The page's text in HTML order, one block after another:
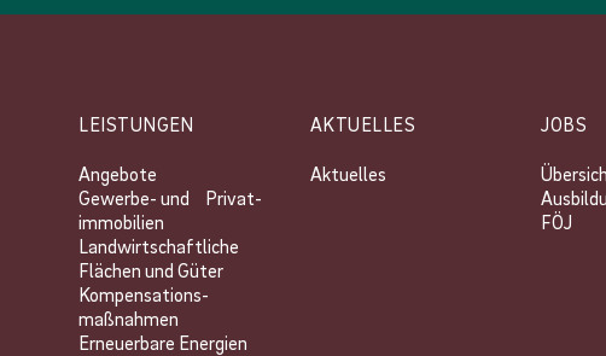
LEISTUNGEN
Angebote
Gewerbe- und Privat­
immobilien
Landwirtschaftliche
Flächen und Güter
Kompensations­
maßnahmen
Erneuerbare Energien
AKTUELLES
Aktuelles
JOBS
FÖJ